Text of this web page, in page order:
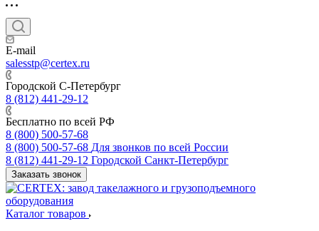
E-mail
salesstp@certex.ru
Городской С-Петербург
8 (812) 441-29-12
Бесплатно по всей РФ
8 (800) 500-57-68
8 (800) 500-57-68 Для звонков по всей России
8 (812) 441-29-12 Городской Санкт-Петербург
Заказать звонок
Каталог товаров